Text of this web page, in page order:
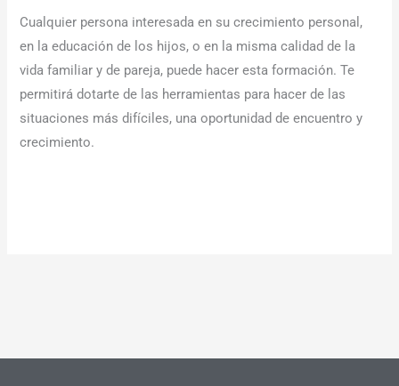
Cualquier persona interesada en su crecimiento personal,
en la educación de los hijos, o en la misma calidad de la
vida familiar y de pareja, puede hacer esta formación. Te
permitirá dotarte de las herramientas para hacer de las
situaciones más difíciles, una oportunidad de encuentro y
crecimiento.